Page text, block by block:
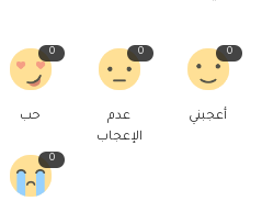
0
أعجبني
0
عدم
الإعجاب
0
حب
0